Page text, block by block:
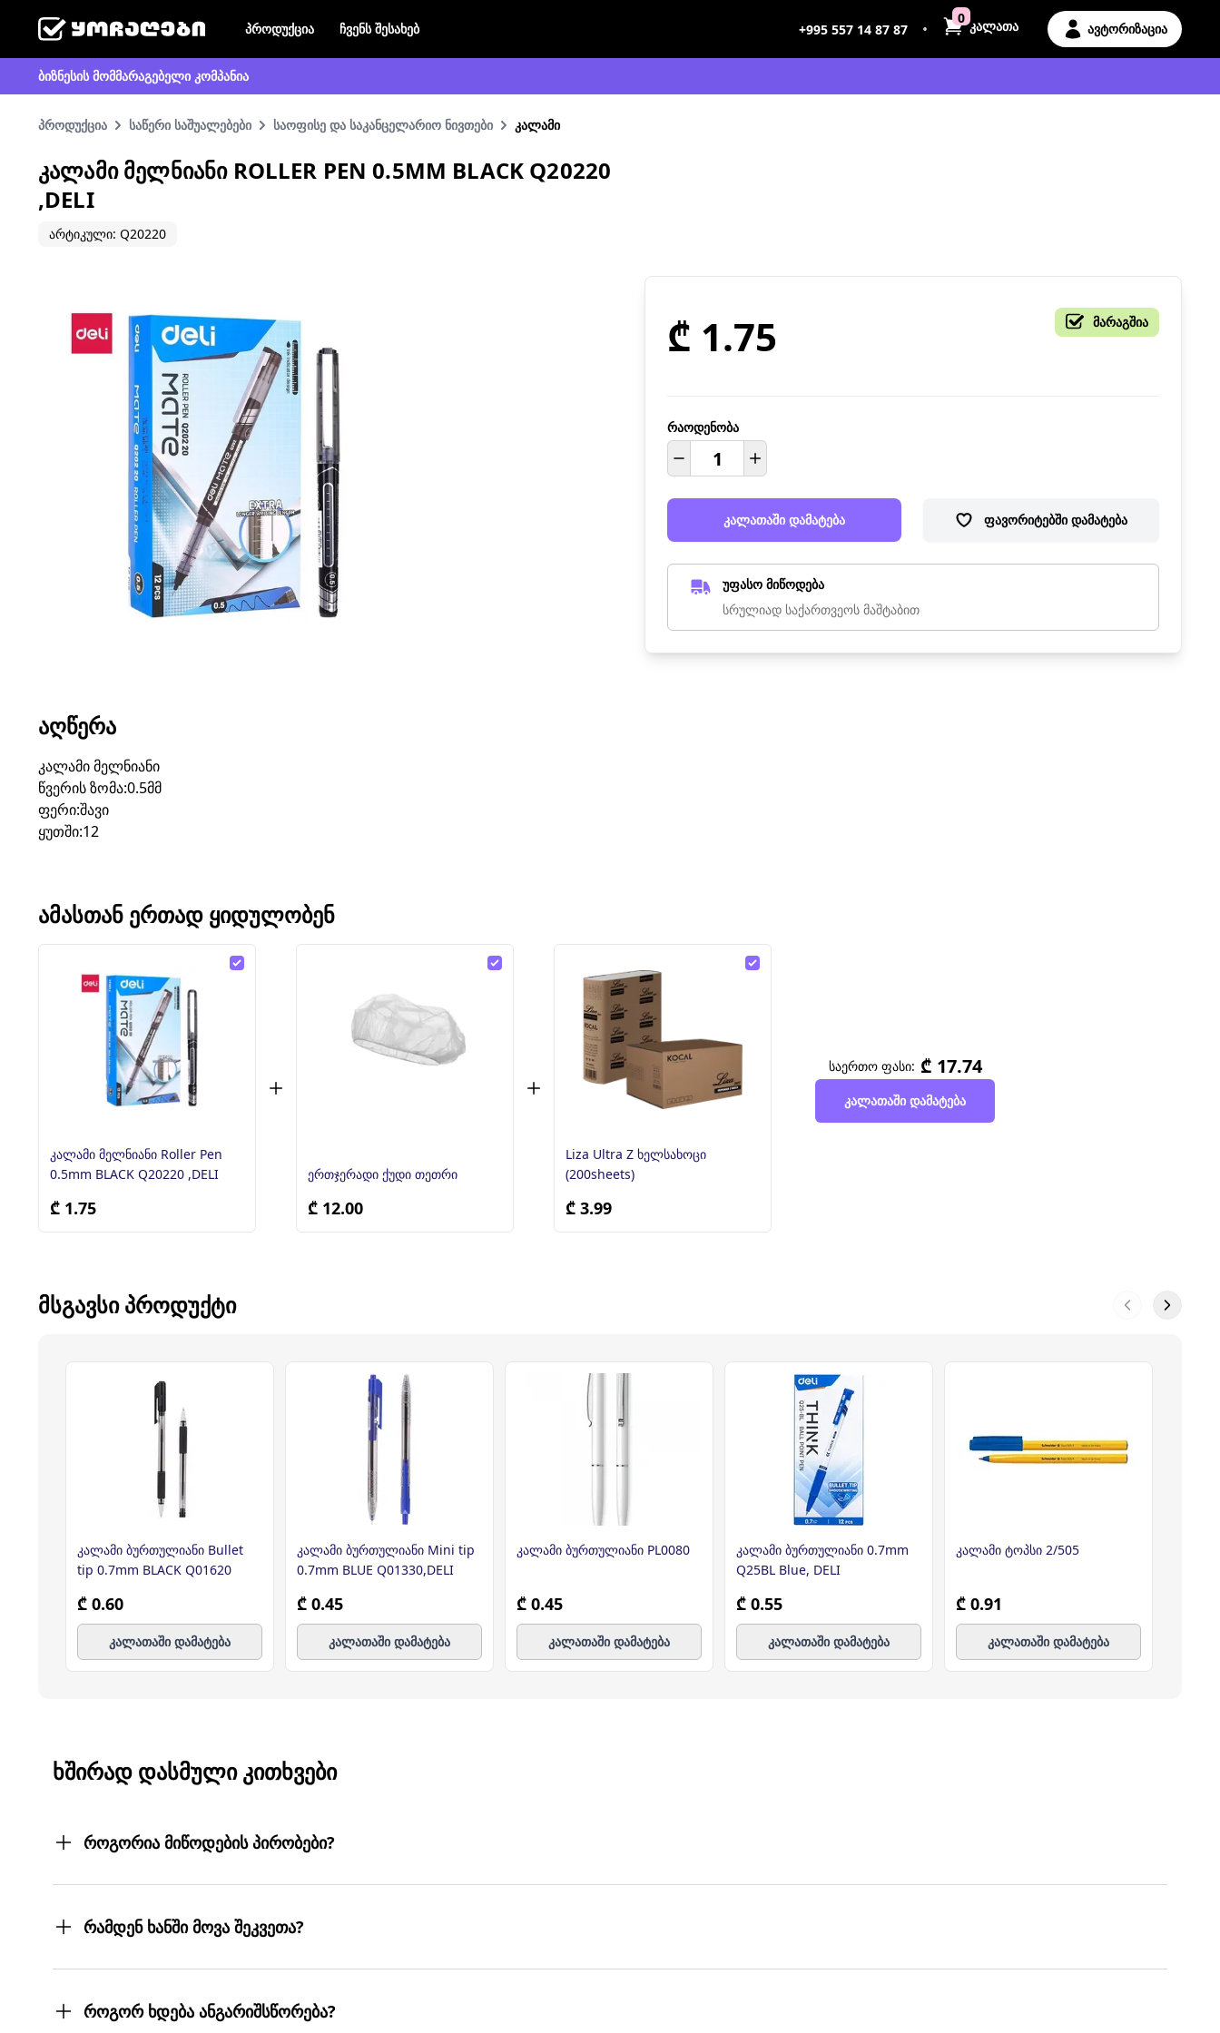
პროდუქცია ჩვენს შესახებ +995 557 14 87 87 •
0 კალათა ავტორიზაცია
ბიზნესის მომმარაგებელი კომპანია
პროდუქცია საწერი საშუალებები საოფისე და საკანცელარიო ნივთები კალამი
ᲙᲐᲚᲐᲛᲘ ᲛᲔᲚᲜᲘᲐᲜᲘ ROLLER PEN 0.5MM BLACK Q20220
,DELI
არტიკული: Q20220
₾ 1.75 მარაგშია
რაოდენობა
კალათაში დამატება ფავორიტებში დამატება
უფასო მიწოდება
სრულიად საქართვეოს მაშტაბით
ᲐᲦᲬᲔᲠᲐ
კალამი მელნიანი
წვერის ზომა:0.5მმ
ფერი:შავი
ყუთში:12
ᲐᲛᲐᲡᲗᲐᲜ ᲔᲠᲗᲐᲓ ᲧᲘᲓᲣᲚᲝᲑᲔᲜ
კალამი მელნიანი Roller Pen
0.5mm BLACK Q20220 ,DELI
₾ 1.75
ერთჯერადი ქუდი თეთრი
₾ 12.00
Liza Ultra Z ხელსახოცი
(200sheets)
₾ 3.99
საერთო ფასი: ₾ 17.74
კალათაში დამატება
ᲛᲡᲒᲐᲕᲡᲘ ᲞᲠᲝᲓᲣᲥᲢᲘ
კალამი ბურთულიანი Bullet
tip 0.7mm BLACK Q01620
₾ 0.60
კალათაში დამატება
კალამი ბურთულიანი Mini tip
0.7mm BLUE Q01330,DELI
₾ 0.45
კალათაში დამატება
კალამი ბურთულიანი PL0080
₾ 0.45
კალათაში დამატება
კალამი ბურთულიანი 0.7mm
Q25BL Blue, DELI
₾ 0.55
კალათაში დამატება
კალამი ტოპსი 2/505
₾ 0.91
კალათაში დამატება
ᲮᲨᲘᲠᲐᲓ ᲓᲐᲡᲛᲣᲚᲘ ᲙᲘᲗᲮᲕᲔᲑᲘ
როგორია მიწოდების პირობები?
სასურველ მისამართებზე მოგიტანთ. მიტანის სერვისი უფასოა.
რამდენ ხანში მოვა შეკვეთა?
თუმცა, ჩვენ ისეთი ყოჩაღები ვართ, 3 სამუშაო დღეც არ დაგვჭირდება.
როგორ ხდება ანგარიშსწორება?